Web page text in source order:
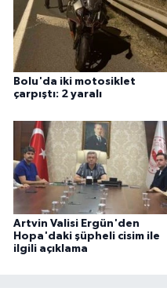
Bolu'da iki motosiklet
çarpıştı: 2 yaralı
Artvin Valisi Ergün'den
Hopa'daki şüpheli cisim ile
ilgili açıklama